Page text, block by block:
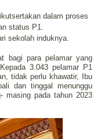
dalam proses
status P1.
sekolah induknya.
bagi para pelamar yang
3.043 pelamar P1
tidak perlu khawatir, Ibu
dan tinggal menunggu
masing pada tahun 2023